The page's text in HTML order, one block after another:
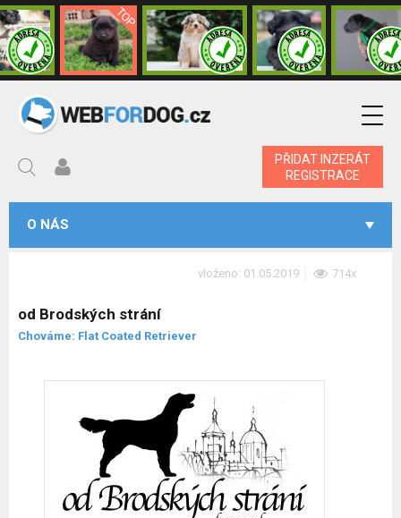
PŘIDAT INZERÁT
REGISTRACE
O NÁS
vloženo: 01.05.2019 714x
od Brodských strání
Chováme: Flat Coated Retriever